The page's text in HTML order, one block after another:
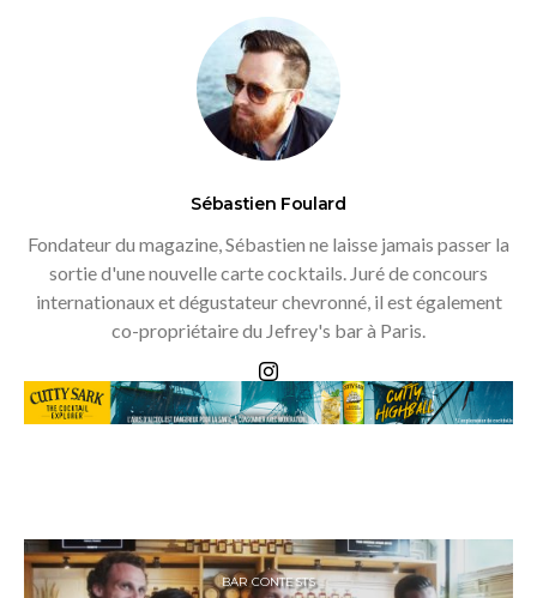
Sébastien Foulard
Fondateur du magazine, Sébastien ne laisse jamais passer la
sortie d'une nouvelle carte cocktails. Juré de concours
internationaux et dégustateur chevronné, il est également
co-propriétaire du Jefrey's bar à Paris.
BAR CONTESTS